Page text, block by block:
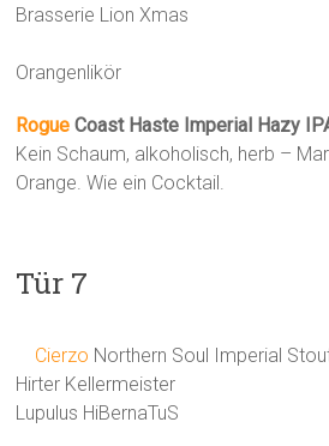
Brasserie Lion Xmas
Orangenlikör
RogueCoast Haste Imperial Hazy
Kein Schaum, alkoholisch, herb –
Orange. Wie ein Cocktail.
Tür 7
Cierzo Northern Soul Imperial
Hirter Kellermeister
Lupulus HiBernaTuS